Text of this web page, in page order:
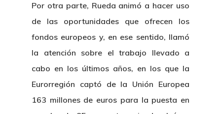
Por otra parte, Rueda animó a hacer uso
de las oportunidades que ofrecen los
fondos europeos y, en ese sentido, llamó
la atención sobre el trabajo llevado a
cabo en los últimos años, en los que la
Eurorregión captó de la Unión Europea
163 millones de euros para la puesta en